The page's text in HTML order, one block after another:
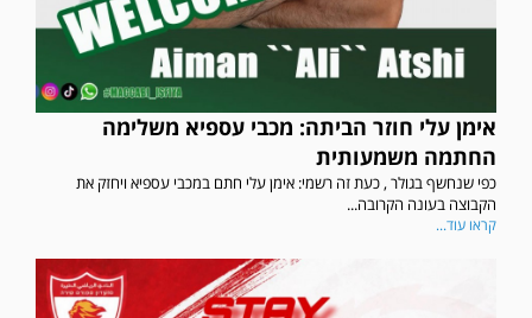
אימן עלי חוזר הביתה: מכבי עספיא משלימה
החתמה משמעותית
כפי שנחשף בגולר , כעת זה רשמי: אימן עלי חתם במכבי עספיא ויחזק את
הקבוצה בעונה הקרובה...
קראו עוד...